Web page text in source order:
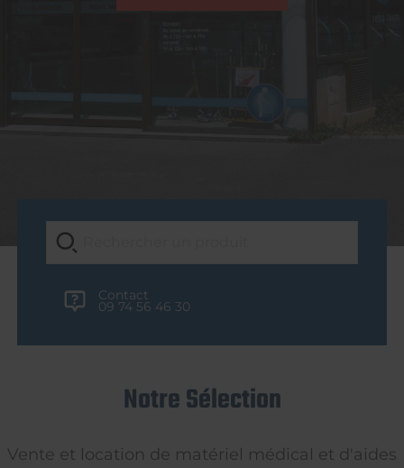
Contact
09 74 56 46 30
Notre Sélection
Vente et location de matériel médical et d'aides